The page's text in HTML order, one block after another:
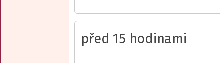
před 15 hodinami